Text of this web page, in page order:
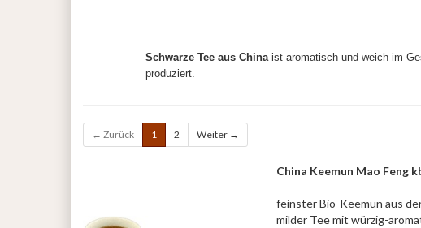
Schwarze Tee aus Chinaist aromatisch und weich im
produziert.
← Zurück 1 2 Weiter →
China Keemun Mao Feng
feinster Bio-Keemun aus
milder Tee mit würzig-